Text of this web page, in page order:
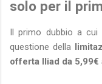
solo per il
Il primo dubbio a cui
questione della
offerta Iliad da 5,99€